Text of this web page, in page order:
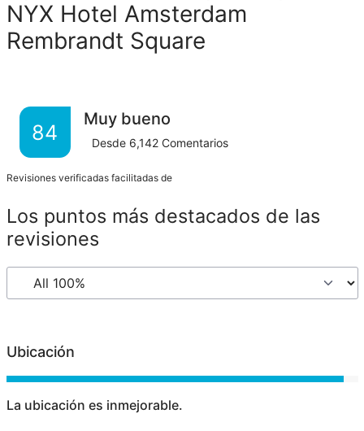
NYX Hotel Amsterdam
Rembrandt Square
84
Muy bueno
Desde 6,142 Comentarios
Revisiones verificadas facilitadas de
Los puntos más destacados de las
revisiones
Ubicación
La ubicación es inmejorable.